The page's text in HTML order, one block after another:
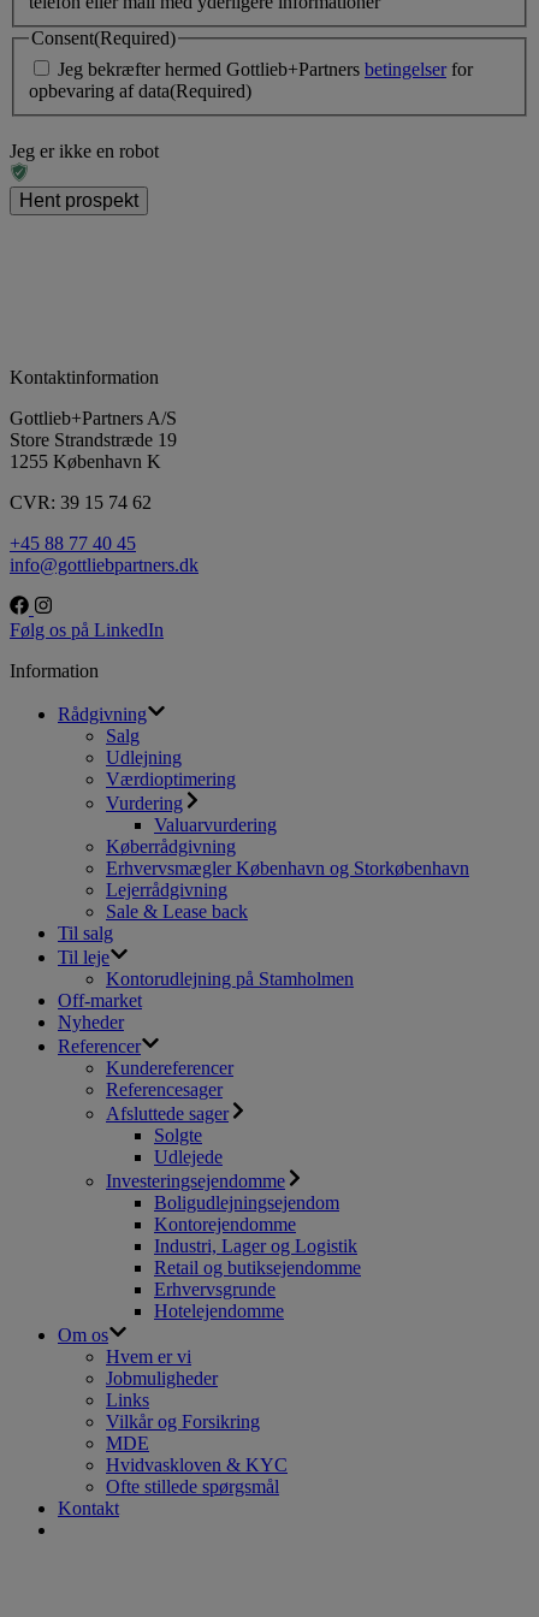
Consent(Required)
Jeg bekræfter hermed Gottlieb+Partners betingelser for
opbevaring af data(Required)
Jeg er ikke en robot
Kontaktinformation
Gottlieb+Partners A/S
Store Strandstræde 19
1255 København K
CVR: 39 15 74 62
+45 88 77 40 45
info@gottliebpartners.dk
Følg os på LinkedIn
Information
Rådgivning
Salg
Udlejning
Værdioptimering
Vurdering
Valuarvurdering
Køberrådgivning
Erhvervsmægler København og Storkøbenhavn
Lejerrådgivning
Sale & Lease back
Til salg
Til leje
Kontorudlejning på Stamholmen
Off-market
Nyheder
Referencer
Kundereferencer
Referencesager
Afsluttede sager
Solgte
Udlejede
Investeringsejendomme
Boligudlejningsejendom
Kontorejendomme
Industri, Lager og Logistik
Retail og butiksejendomme
Erhvervsgrunde
Hotelejendomme
Om os
Hvem er vi
Jobmuligheder
Links
Vilkår og Forsikring
MDE
Hvidvaskloven & KYC
Ofte stillede spørgsmål
Kontakt